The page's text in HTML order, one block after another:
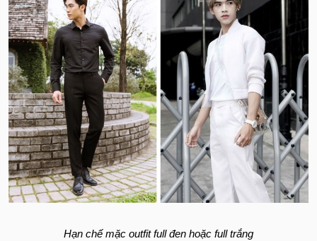
Hạn chế mặc outfit full đen hoặc full trắng